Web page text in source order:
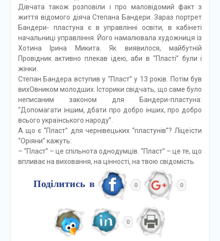
Дівчата також розповіли і про маловідомий факт з
життя відомого діяча Степана Бандери. Зараз портрет
Бандери- пластуна є в управлінні освіти, в кабінеті
начальниці управління. Його намалювала художниця із
Хотина Ірина Микита. Як виявилося, майбутній
Провідник активно плекав ідею, аби в “Пласті” були і
жінки.
Степан Бандера вступив у “Пласт” у 13 років. Потім був
вихОвником молодших. Історики свідчать, що саме було
неписаним законом для Бандери-пластуна:
“Допомагати іншим, дбати про добро інших, про добро
всього українського народу”.
А що є “Пласт” для чернівецьких “пластунів”? Ліцеїсти
“Оріяни” кажуть:
– “Пласт” – це спільнота однодумців. “Пласт” – це те, що
впливає на виховання, на цінності, на твою свідомість.
Поділитись в 0 0
0